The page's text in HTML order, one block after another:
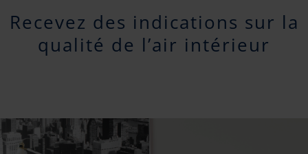
Recevez des indications sur la
qualité de l’air intérieur